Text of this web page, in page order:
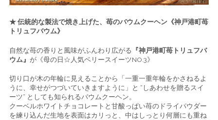
★ 伝統的な製法で焼き上げた、苺のバウムクーヘン《神戸港町苺
トリュフバウム》
自然な苺の香りと風味がふんわり広がる
『神戸港町苺トリュフバ
ウム』 が《母の日☆人気ベリースイーツNO.3》
切り口が木の年輪に見えることから「一重一重年輪をかさねるよ
うに、幸せがつづいていきますように」と “しあわせを贈るスイ
ーツ” としても知られるバウムクーヘン。
クーベルホワイトチョコレートと甘酸っぱい苺のドライパウダー
を練り込んだ生地を表面はカリっと、中はしっとり何層にも重ね